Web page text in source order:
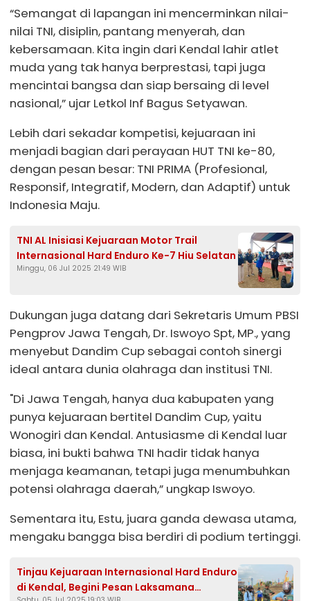
“Semangat di lapangan ini mencerminkan nilai-
nilai TNI, disiplin, pantang menyerah, dan
kebersamaan. Kita ingin dari Kendal lahir atlet
muda yang tak hanya berprestasi, tapi juga
mencintai bangsa dan siap bersaing di level
nasional,” ujar Letkol Inf Bagus Setyawan.
Lebih dari sekadar kompetisi, kejuaraan ini
menjadi bagian dari perayaan HUT TNI ke-80,
dengan pesan besar: TNI PRIMA (Profesional,
Responsif, Integratif, Modern, dan Adaptif) untuk
Indonesia Maju.
TNI AL Inisiasi Kejuaraan Motor Trail
Internasional Hard Enduro Ke-7 Hiu Selatan
Minggu, 06 Jul 2025 21:49 WIB
Dukungan juga datang dari Sekretaris Umum PBSI
Pengprov Jawa Tengah, Dr. Iswoyo Spt, MP., yang
menyebut Dandim Cup sebagai contoh sinergi
ideal antara dunia olahraga dan institusi TNI.
"Di Jawa Tengah, hanya dua kabupaten yang
punya kejuaraan bertitel Dandim Cup, yaitu
Wonogiri dan Kendal. Antusiasme di Kendal luar
biasa, ini bukti bahwa TNI hadir tidak hanya
menjaga keamanan, tetapi juga menumbuhkan
potensi olahraga daerah,” ungkap Iswoyo.
Sementara itu, Estu, juara ganda dewasa utama,
mengaku bangga bisa berdiri di podium tertinggi.
Tinjau Kejuaraan Internasional Hard Enduro
di Kendal, Begini Pesan Laksamana